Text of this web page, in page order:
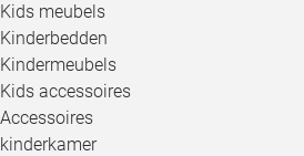
Kids meubels
Kinderbedden
Kindermeubels
Kids accessoires
Accessoires
kinderkamer